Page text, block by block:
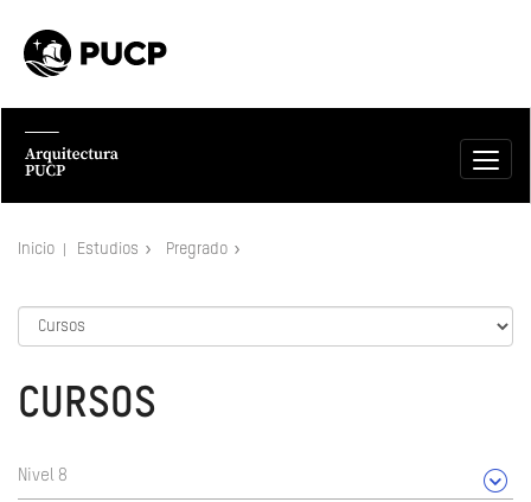
Inicio Estudios Pregrado
CURSOS
Nivel 8